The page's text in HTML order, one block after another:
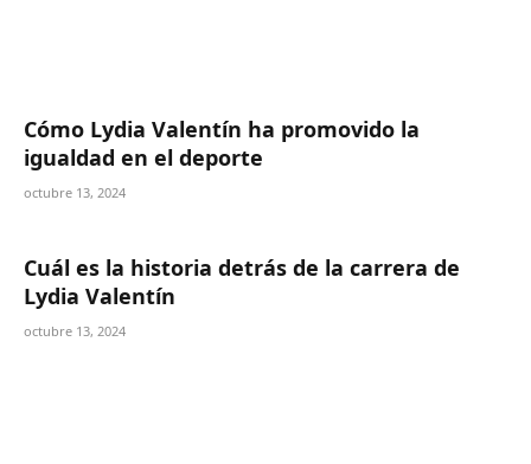
Cómo Lydia Valentín ha promovido la
igualdad en el deporte
octubre 13, 2024
Cuál es la historia detrás de la carrera de
Lydia Valentín
octubre 13, 2024